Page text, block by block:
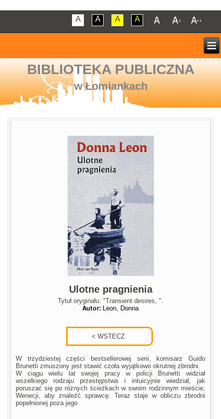
A A A A
BIBLIOTEKA PUBLICZNA
w Łomiankach
Ulotne pragnienia
Tytuł oryginału: "Transient desires, ".
Autor: Leon, Donna
W trzydziestej części bestsellerowej serii, komisarz Guido
Brunetti zmuszony jest stawić czoła wyjątkowo okrutnej zbrodni.
W ciągu wielu lat swojej pracy w policji Brunetti widział
wszelkiego rodzaju przestępstwa i intuicyjnie wiedział, jak
poruszać się po różnych ścieżkach w swoim rodzinnym mieście,
Wenecji, aby znaleźć sprawcę. Teraz staje w obliczu zbrodni
popełnionej poza jego